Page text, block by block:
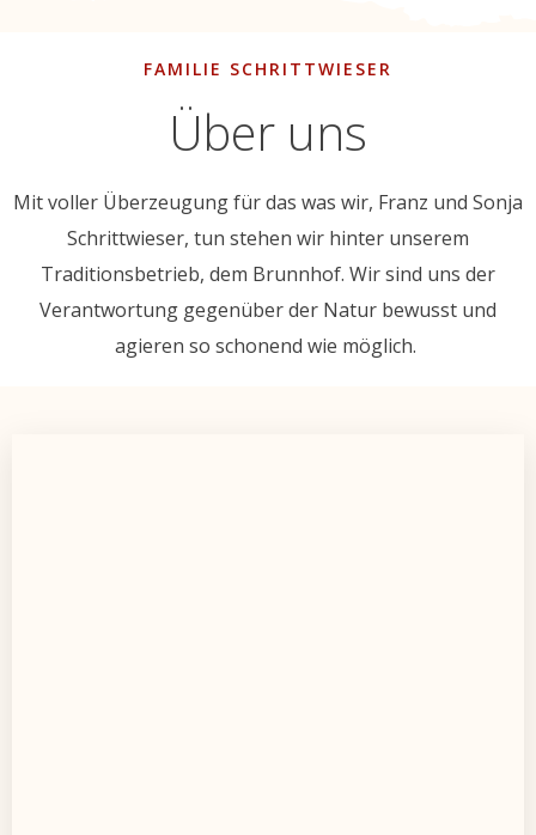
FAMILIE SCHRITTWIESER
Über uns
Mit voller Überzeugung für das was wir, Franz und Sonja
Schrittwieser, tun stehen wir hinter unserem
Traditionsbetrieb, dem Brunnhof. Wir sind uns der
Verantwortung gegenüber der Natur bewusst und
agieren so schonend wie möglich.